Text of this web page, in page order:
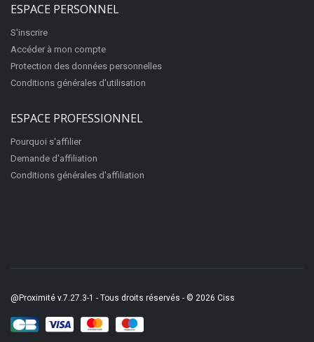
2 Grande Rue
Fermé
07300Tournon-sur-Rhône
Fermé
Bijouterie fantaisie
58 Grande Rue
07300Tournon-sur-Rhône
ESPACE PERSONNEL
S'inscrire
Accéder à mon compte
Protection des données personnelles
Conditions générales d'utilisation
ESPACE PROFESSIONNEL
Pourquoi s'affilier
Demande d'affiliation
Conditions générales d'affiliation
@Proximité v.7.27.3-1 - Tous droits réservés - © 2026 Ciss